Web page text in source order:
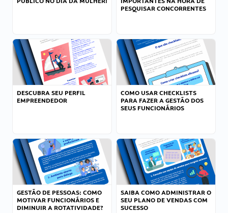
PESQUISAR CONCORRENTES
DESCUBRA SEU PERFIL
EMPREENDEDOR
COMO USAR CHECKLISTS
PARA FAZER A GESTÃO DOS
SEUS FUNCIONÁRIOS
GESTÃO DE PESSOAS: COMO
MOTIVAR FUNCIONÁRIOS E
DIMINUIR A ROTATIVIDADE?
SAIBA COMO ADMINISTRAR O
SEU PLANO DE VENDAS COM
SUCESSO